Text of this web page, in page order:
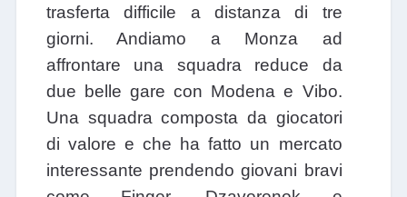
trasferta difficile a distanza di tre
giorni. Andiamo a Monza ad
affrontare una squadra reduce da
due belle gare con Modena e Vibo.
Una squadra composta da giocatori
di valore e che ha fatto un mercato
interessante prendendo giovani bravi